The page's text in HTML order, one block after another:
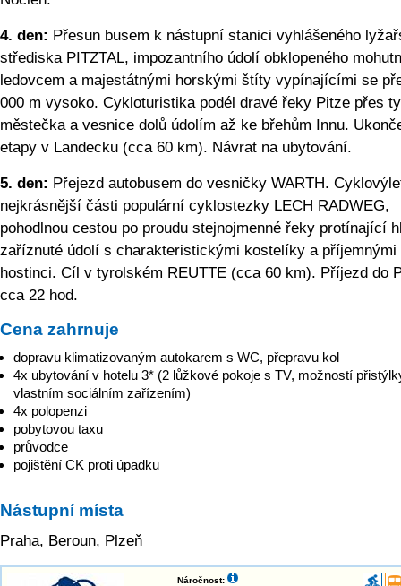
4. den: Přesun busem k nástupní stanici vyhlášeného
střediska PITZTAL, impozantního údolí obklopeného
ledovcem a majestátnými horskými štíty vypínajícími se
000 m vysoko. Cykloturistika podél dravé řeky Pitze přes
městečka a vesnice dolů údolím až ke břehům Innu.
etapy v Landecku (cca 60 km). Návrat na ubytování.
5. den: Přejezd autobusem do vesničky WARTH.
nejkrásnější části populární cyklostezky LECH RADWEG,
pohodlnou cestou po proudu stejnojmenné řeky protínající
zaříznuté údolí s charakteristickými kostelíky a příjemnými
hostinci. Cíl v tyrolském REUTTE (cca 60 km). Příjezd do
cca 22 hod.
Cena zahrnuje
dopravu klimatizovaným autokarem s WC, přepravu kol
4x ubytování v hotelu 3* (2 lůžkové pokoje s TV, možností
vlastním sociálním zařízením)
4x polopenzi
pobytovou taxu
průvodce
pojištění CK proti úpadku
Nástupní místa
Praha, Beroun, Plzeň
Náročnost: